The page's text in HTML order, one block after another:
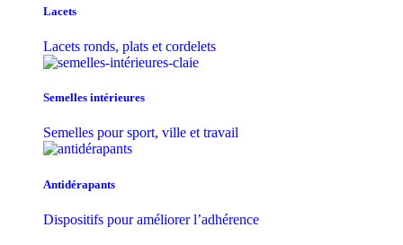
Lacets
Lacets ronds, plats et cordelets
Semelles intérieures
Semelles pour sport, ville et travail
Antidérapants
Dispositifs pour améliorer l’adhérence